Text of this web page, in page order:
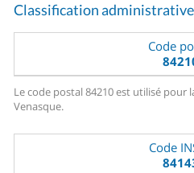
Classification administrative
Code
Le code postal 84210 est utilisé
Venasque.
Code